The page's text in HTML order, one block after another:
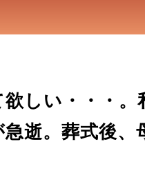
しい・・・
逝。葬式後、